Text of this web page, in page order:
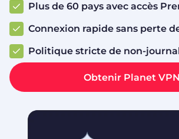
Plus de 60 pays avec accès
Connexion rapide sans perte
Politique stricte de non-
Obtenir Planet VPN